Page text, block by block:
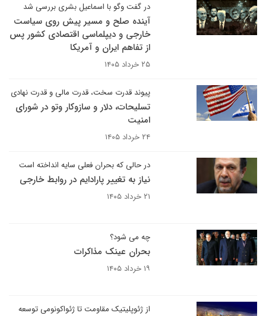
در گفت وگو با اسماعیل بشری بررسی شد
آینده صلح و مسیر پیش روی سیاست
خارجی و دیپلماسی اقتصادی کشور پس
از تفاهم ایران و آمریکا
۲۵ خرداد ۱۴۰۵
پیوند قدرت سخت، قدرت مالی و قدرت نهادی
تسلیحات، دلار و سازوکار وتو در شورای
امنیت
۲۴ خرداد ۱۴۰۵
در حالی که بحران فعلی سایه انداخته است
نیاز به تغییر پارادایم در روابط خارجی
۲۱ خرداد ۱۴۰۵
چه می شود؟
بحران عینک مذاکرات
۱۹ خرداد ۱۴۰۵
از ژئوپلیتیک مقاومت تا ژئواکونومی توسعه